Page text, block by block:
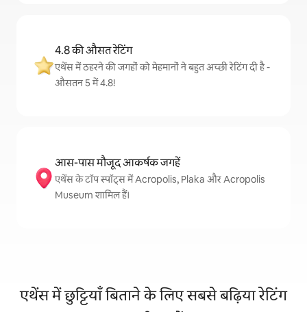
4.8 की औसत रेटिंग
एथेंस में ठहरने की जगहों को मेहमानों ने बहुत अच्छी रेटिंग दी है -
औसतन 5 में 4.8!
आस-पास मौजूद आकर्षक जगहें
एथेंस के टॉप स्पॉट्स में Acropolis, Plaka और Acropolis
Museum शामिल हैं।
एथेंस में छुट्टियाँ बिताने के लिए सबसे बढ़िया रेटिंग